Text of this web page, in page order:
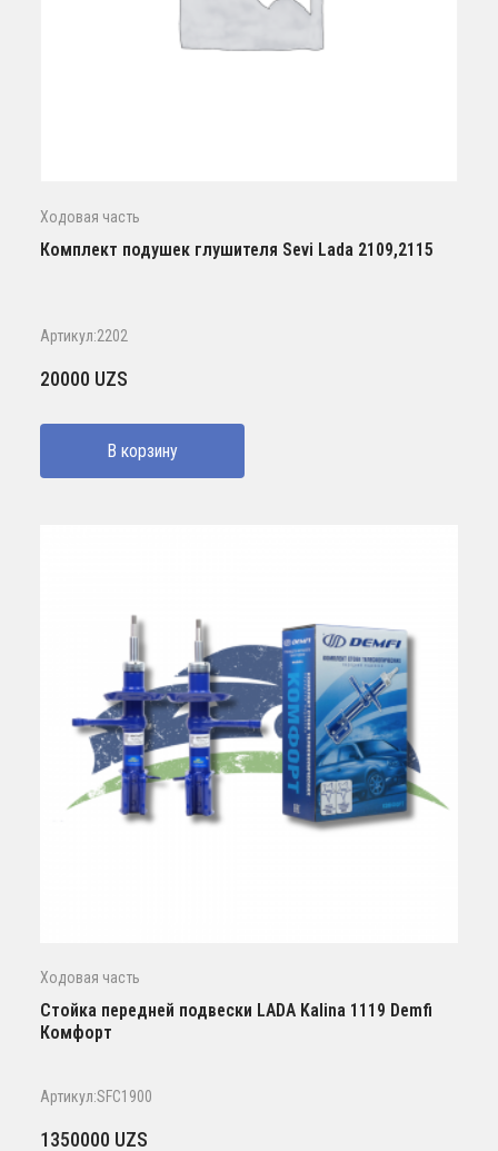
Ходовая часть
Комплект подушек глушителя Sevi Lada 2109,2115
Артикул:2202
20000 UZS
В корзину
Ходовая часть
Стойка передней подвески LADA Kalina 1119 Demfi
Комфорт
Артикул:SFC1900
1350000 UZS